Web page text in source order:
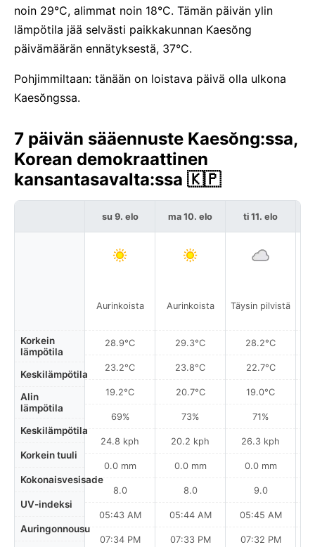
noin 29°C, alimmat noin 18°C. Tämän päivän ylin
lämpötila jää selvästi paikkakunnan Kaesŏng
päivämäärän ennätyksestä, 37°C.
Pohjimmiltaan: tänään on loistava päivä olla ulkona
Kaesŏngssa.
7 päivän sääennuste Kaesŏng:ssa,
Korean demokraattinen
kansantasavalta:ssa 🇰🇵
Korkein
lämpötila
Keskilämpötila
Alin
lämpötila
Keskilämpötila
Korkein tuuli
Kokonaisvesisade
UV-indeksi
Auringonnousu
su 9. elo
Aurinkoista
28.9°C
23.2°C
19.2°C
69%
24.8 kph
0.0 mm
8.0
05:43 AM
07:34 PM
ma 10. elo
Aurinkoista
29.3°C
23.8°C
20.7°C
73%
20.2 kph
0.0 mm
8.0
05:44 AM
07:33 PM
ti 11. elo
Täysin pilvistä
28.2°C
22.7°C
19.0°C
71%
26.3 kph
0.0 mm
9.0
05:45 AM
07:32 PM